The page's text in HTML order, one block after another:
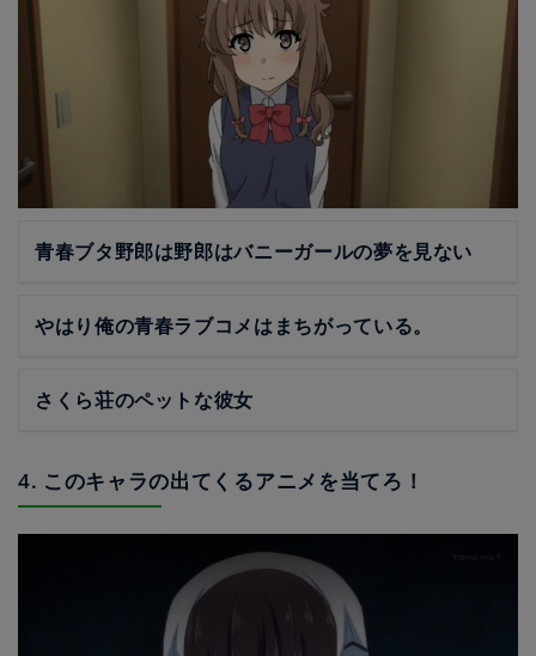
青春ブタ野郎は野郎はバニーガールの夢を見ない
やはり俺の青春ラブコメはまちがっている。
さくら荘のペットな彼女
4. このキャラの出てくるアニメを当てろ！